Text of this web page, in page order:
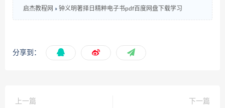
启杰教程网 » 钟义明著择日精粹电子书pdf百度网盘下载学习
分享到：
上一篇
下一篇